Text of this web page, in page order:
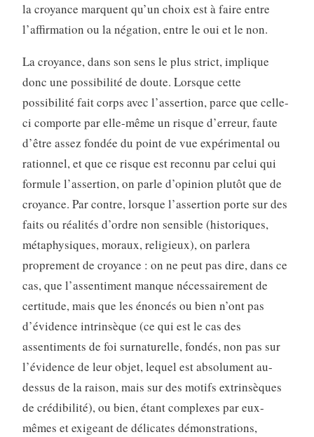
la croyance marquent qu’un choix est à faire entre
l’affirmation ou la négation, entre le oui et le non.
La croyance, dans son sens le plus strict, implique
donc une possibilité de doute. Lorsque cette
possibilité fait corps avec l’assertion, parce que celle-
ci comporte par elle-même un risque d’erreur, faute
d’être assez fondée du point de vue expérimental ou
rationnel, et que ce risque est reconnu par celui qui
formule l’assertion, on parle d’opinion plutôt que de
croyance. Par contre, lorsque l’assertion porte sur des
faits ou réalités d’ordre non sensible (historiques,
métaphysiques, moraux, religieux), on parlera
proprement de croyance : on ne peut pas dire, dans ce
cas, que l’assentiment manque nécessairement de
certitude, mais que les énoncés ou bien n’ont pas
d’évidence intrinsèque (ce qui est le cas des
assentiments de foi surnaturelle, fondés, non pas sur
l’évidence de leur objet, lequel est absolument au-
dessus de la raison, mais sur des motifs extrinsèques
de crédibilité), ou bien, étant complexes par eux-
mêmes et exigeant de délicates démonstrations,